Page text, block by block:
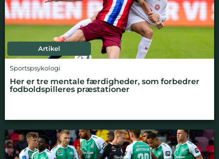
Artikel
Sportspsykologi
Her er tre mentale færdigheder, som forbedrer
fodboldspilleres præstationer